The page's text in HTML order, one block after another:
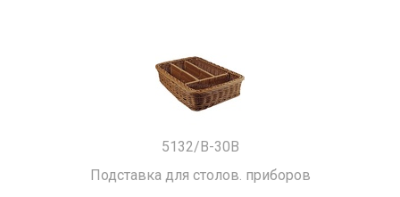
5132/B-30B
Подставка для столов. приборов